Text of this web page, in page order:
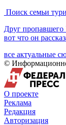
Поиск семьи
Друг пропавшего
вот что он
все актуальные
©
О проекте
Реклама
Редакция
Авторизация